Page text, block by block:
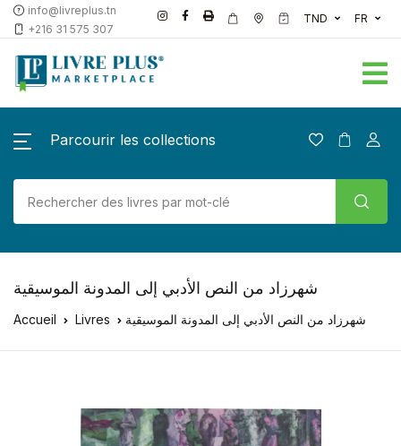
info@livreplus.tn
+216 31 575 307
TND FR
Parcourir les collections
شهرزاد من النص الأدبي إلى المدونة الموسيقية
Accueil Livres شهرزاد من النص الأدبي إلى المدونة الموسيقية